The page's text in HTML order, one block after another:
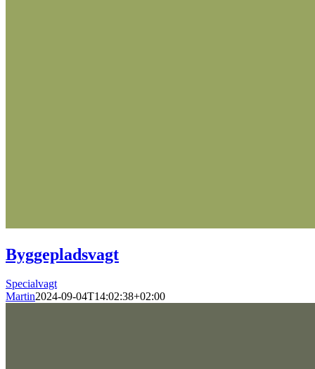
Byggepladsvagt
Specialvagt
Martin2024-09-04T14:02:38+02:00